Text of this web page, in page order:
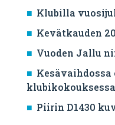
Klubilla
Kevätkauden
Vuoden Jallu
Kesävaihdossa
Piirin D1430